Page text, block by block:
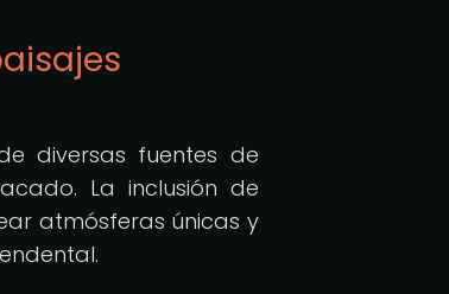
diversas fuentes de
La inclusión de
atmósferas únicas y